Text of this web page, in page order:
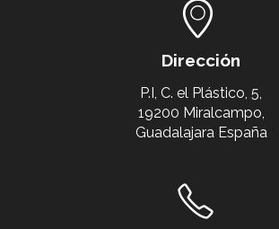
Dirección
P.I, C. el Plástico, 5,
19200 Miralcampo,
Guadalajara España